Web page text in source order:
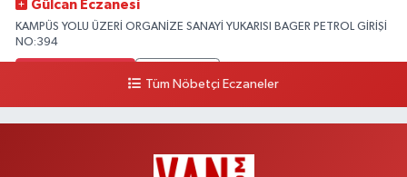
Gülcan Eczanesi
KAMPÜS YOLU ÜZERİ ORGANİZE SANAYİ YUKARISI BAGER PETROL GİRİŞİ
NO:394
HEKİM HASTANESİ ACİL KARŞISI
Tüm Nöbetçi Eczaneler